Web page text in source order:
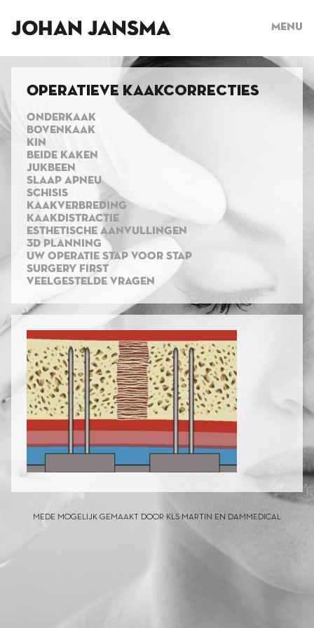
JOHAN JANSMA Menu
Operatieve kaakcorrecties
ONDERKAAK
BOVENKAAK
KIN
BEIDE KAKEN
JUKBEEN
SLAAP APNEU
SCHISIS
KAAKVERBREDING
KAAKDISTRACTIE
ESTHETISCHE AANVULLINGEN
3D PLANNING
UW OPERATIE STAP VOOR STAP
SURGERY FIRST
VEELGESTELDE VRAGEN
MEDE MOGELIJK GEMAAKT DOOR KLS MARTIN EN DAMMEDICAL